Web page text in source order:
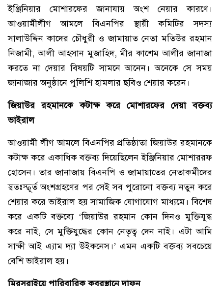
ইঞ্জিনিয়ার মোশারফের জানাযায় অংশ নেয়ার কারণে।
আওয়ামীলীগ আমলে বিএনপির স্থায়ী কমিটির সদস্য
সালাউদ্দিন কাদের চৌধুরী ও জামায়াত নেতা মতিউর রহমান
নিজামী, আলী আহসান মুজাহিদ, মীর কাশেম আলীর জানাজা
করতে না দেয়ার বিষয়টি সামনে আনেন। অনেকে সে সময়
জানাজার অনুষ্ঠানে পুলিশি হামলার ছবিও শেয়ার করেন।
জিয়াউর রহমানকে কটাক্ষ করে মোশারফের দেয়া বক্তব্য
ভাইরাল
আওয়ামী লীগ আমলে বিএনপির প্রতিষ্ঠাতা জিয়াউর রহমানকে
কটাক্ষ করে একাধিক বক্তব্য দিয়েছিলেন ইঞ্জিনিয়ার মোশাররফ
হোসেন। তার জানাজায় বিএনপি ও জামায়াতের নেতাকর্মীদের
স্বতঃস্ফূর্ত অংশগ্রহণের পর সেই সব পুরোনো বক্তব্য নতুন করে
শেয়ার করে ভাইরাল হয় সামাজিক যোগাযোগ মাধ্যমে। বিশেষ
করে একটি বক্তব্যে ‘জিয়াউর রহমান কোন দিনও মুক্তিযুদ্ধ
করে নাই, সে মুক্তিযুদ্ধের কোন নেতৃত্ব দেন নাই। এটা আমি
সাক্ষী আই এ্যাম দ্যা উইকনেস।’ এমন একটি বক্তব্য সবচেয়ে
বেশি ভাইরাল হয়।
মিরসরাইয়ে পারিবারিক কবরস্থানে দাফন